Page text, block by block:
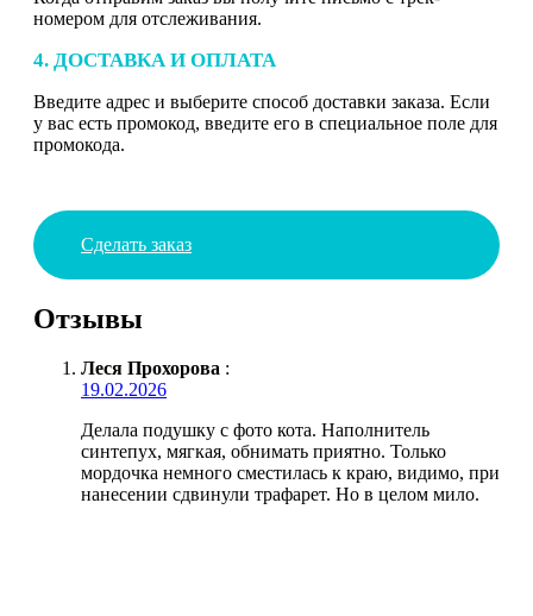
номером для отслеживания.
4. ДОСТАВКА И ОПЛАТА
Введите адрес и выберите способ доставки заказа. Если
у вас есть промокод, введите его в специальное поле для
промокода.
Сделать заказ
Отзывы
Леся Прохорова :
19.02.2026
Делала подушку с фото кота. Наполнитель
синтепух, мягкая, обнимать приятно. Только
мордочка немного сместилась к краю, видимо, при
нанесении сдвинули трафарет. Но в целом мило.